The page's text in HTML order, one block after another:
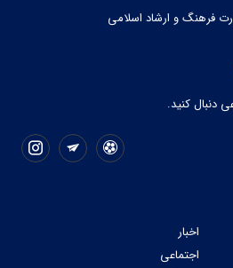
فرهنگ و ارشاد اسلامی
دنبال کنید.
اخبار
اجتماعی